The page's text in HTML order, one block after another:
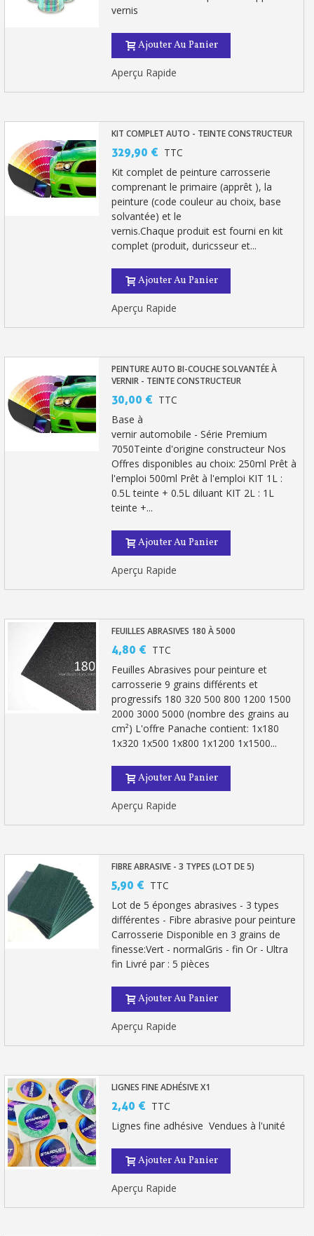
vernis
Ajouter Au Panier
Aperçu Rapide
KIT COMPLET AUTO - TEINTE CONSTRUCTEUR
329,90 € TTC
Kit complet de peinture carrosserie
comprenant le primaire (apprêt ), la
peinture (code couleur au choix, base
solvantée) et le
vernis.Chaque produit est fourni en kit
complet (produit, duricsseur et...
Ajouter Au Panier
Aperçu Rapide
PEINTURE AUTO BI-COUCHE SOLVANTÉE À
VERNIR - TEINTE CONSTRUCTEUR
30,00 € TTC
Base à
vernir automobile - Série Premium
7050Teinte d'origine constructeur Nos
Offres disponibles au choix: 250ml Prêt à
l'emploi 500ml Prêt à l'emploi KIT 1L :
0.5L teinte + 0.5L diluant KIT 2L : 1L
teinte +...
Ajouter Au Panier
Aperçu Rapide
FEUILLES ABRASIVES 180 À 5000
4,80 € TTC
Feuilles Abrasives pour peinture et
carrosserie 9 grains différents et
progressifs 180 320 500 800 1200 1500
2000 3000 5000 (nombre des grains au
cm²) L'offre Panache contient: 1x180
1x320 1x500 1x800 1x1200 1x1500...
Ajouter Au Panier
Aperçu Rapide
FIBRE ABRASIVE - 3 TYPES (LOT DE 5)
5,90 € TTC
Lot de 5 éponges abrasives - 3 types
différentes - Fibre abrasive pour peinture
Carrosserie Disponible en 3 grains de
finesse:Vert - normalGris - fin Or - Ultra
fin Livré par : 5 pièces
Ajouter Au Panier
Aperçu Rapide
LIGNES FINE ADHÉSIVE X1
2,40 € TTC
Lignes fine adhésive Vendues à l'unité
Ajouter Au Panier
Aperçu Rapide